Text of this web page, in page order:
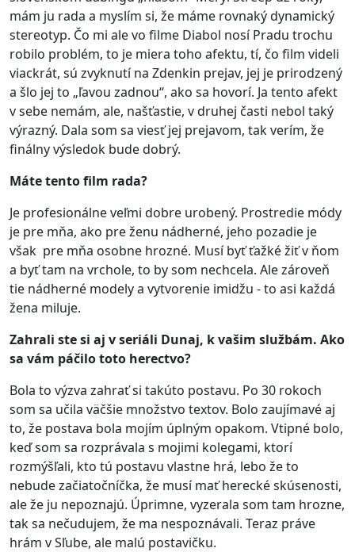
mám ju rada a myslím si, že máme rovnaký dynamický
stereotyp. Čo mi ale vo filme Diabol nosí Pradu trochu
robilo problém, to je miera toho afektu, tí, čo film videli
viackrát, sú zvyknutí na Zdenkin prejav, jej je prirodzený
a šlo jej to „ľavou zadnou“, ako sa hovorí. Ja tento afekt
v sebe nemám, ale, našťastie, v druhej časti nebol taký
výrazný. Dala som sa viesť jej prejavom, tak verím, že
finálny výsledok bude dobrý.
Máte tento film rada?
Je profesionálne veľmi dobre urobený. Prostredie módy
je pre mňa, ako pre ženu nádherné, jeho pozadie je
však pre mňa osobne hrozné. Musí byť ťažké žiť v ňom
a byť tam na vrchole, to by som nechcela. Ale zároveň
tie nádherné modely a vytvorenie imidžu - to asi každá
žena miluje.
Zahrali ste si aj v seriáli Dunaj, k vašim službám. Ako
sa vám páčilo toto herectvo?
Bola to výzva zahrať si takúto postavu. Po 30 rokoch
som sa učila väčšie množstvo textov. Bolo zaujímavé aj
to, že postava bola mojím úplným opakom. Vtipné bolo,
keď som sa rozprávala s mojimi kolegami, ktorí
rozmýšľali, kto tú postavu vlastne hrá, lebo že to
nebude začiatočníčka, že musí mať herecké skúsenosti,
ale že ju nepoznajú. Úprimne, vyzerala som tam hrozne,
tak sa nečudujem, že ma nespoznávali. Teraz práve
hrám v Sľube, ale malú postavičku.